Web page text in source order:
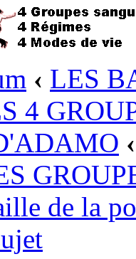
‹ LES
4
‹
de la